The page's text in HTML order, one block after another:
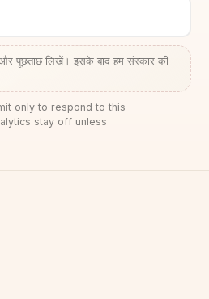
और पूछताछ लिखें। इसके बाद हम संस्कार की
only to respond to this
stay off unless